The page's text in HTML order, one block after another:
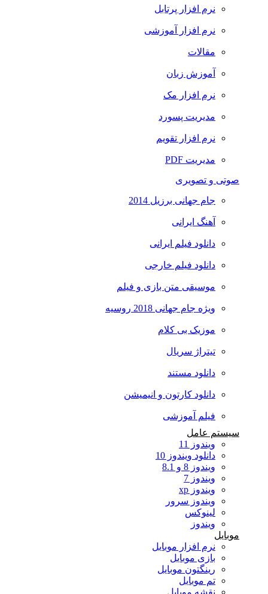
نرم افزار پرتابل
نرم افزار آموزشی
مقالات
آموزش زبان
نرم افزار مک
مدیریت پسورد
نرم افزار تقویم
مدیریت PDF
صوتی و تصویری
جام جهانی برزیل 2014
آهنگ ایرانی
دانلود فیلم ایرانی
دانلود فیلم خارجی
موسیقی متن بازی و فیلم
ویژه جام جهانی 2018 روسیه
موزیک بی کلام
تیتراژ سریال
دانلود مستند
دانلود کارتون و انیمیشن
فیلم آموزشی
سیستم عامل
ویندوز 11
دانلود ویندوز 10
ویندوز 8 و 8.1
ویندوز 7
ویندوز xp
ویندوز سرور
لینوکس
ویندوز
نرم افزار موبایل
بازی موبایل
رینگتون موبایل
تم موبایل
نقشه موبایل